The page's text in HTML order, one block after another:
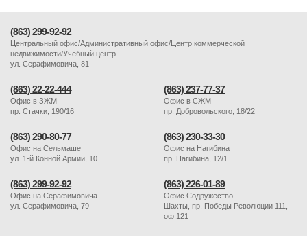
(863) 299-92-92
Центральный офис/Административный офис/Центр коммерческой
недвижимости/Учебный центр
ул. Серафимовича, 81
(863) 22-22-444
Офис в ЗЖМ
пр. Стачки, 190/16
(863) 237-77-37
Офис в СЖМ
пр. Добровольского, 18/22
(863) 290-80-77
Офис на Сельмаше
ул. 1-й Конной Армии, 10
(863) 230-33-30
Офис на Нагибина
пр. Нагибина, 12/1
(863) 299-92-92
Офис на Серафимовича
ул. Серафимовича, 79
(863) 226-01-89
Офис Содружество
Шахты, пр. Победы Революции 111,
оф.121